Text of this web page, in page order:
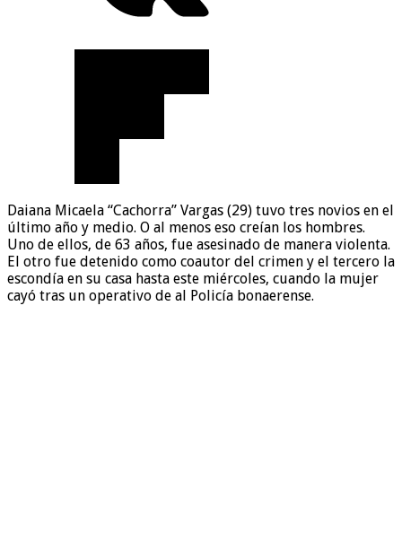
Daiana Micaela “Cachorra” Vargas (29) tuvo tres novios en el
último año y medio. O al menos eso creían los hombres.
Uno de ellos, de 63 años, fue asesinado de manera violenta.
El otro fue detenido como coautor del crimen y el tercero la
escondía en su casa hasta este miércoles, cuando la mujer
cayó tras un operativo de al Policía bonaerense.